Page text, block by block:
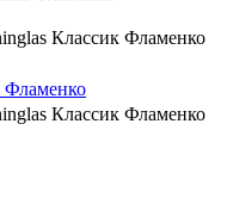
Классик Фламенко
Классик Фламенко